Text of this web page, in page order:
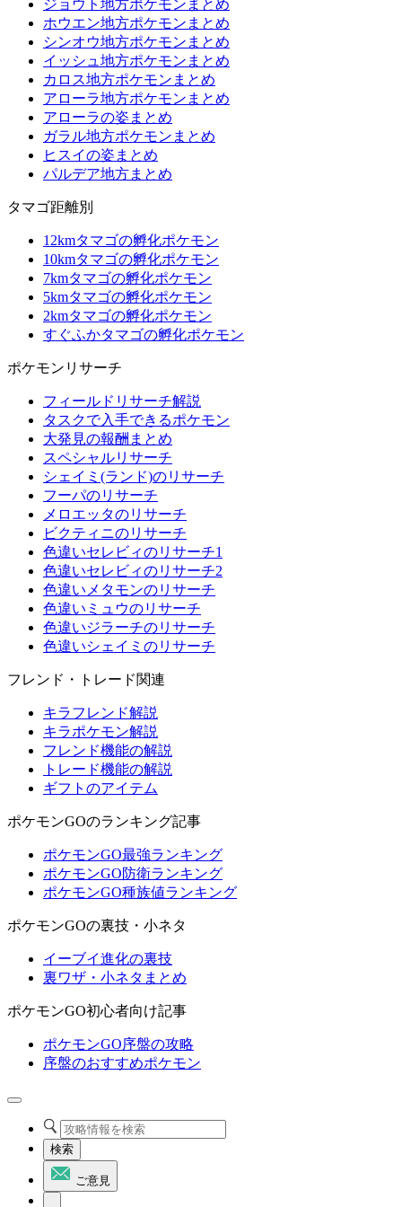
ジョウト地方ポケモンまとめ
ホウエン地方ポケモンまとめ
シンオウ地方ポケモンまとめ
イッシュ地方ポケモンまとめ
カロス地方ポケモンまとめ
アローラ地方ポケモンまとめ
アローラの姿まとめ
ガラル地方ポケモンまとめ
ヒスイの姿まとめ
パルデア地方まとめ
タマゴ距離別
12kmタマゴの孵化ポケモン
10kmタマゴの孵化ポケモン
7kmタマゴの孵化ポケモン
5kmタマゴの孵化ポケモン
2kmタマゴの孵化ポケモン
すぐふかタマゴの孵化ポケモン
ポケモンリサーチ
フィールドリサーチ解説
タスクで入手できるポケモン
大発見の報酬まとめ
スペシャルリサーチ
シェイミ(ランド)のリサーチ
フーパのリサーチ
メロエッタのリサーチ
ビクティニのリサーチ
色違いセレビィのリサーチ1
色違いセレビィのリサーチ2
色違いメタモンのリサーチ
色違いミュウのリサーチ
色違いジラーチのリサーチ
色違いシェイミのリサーチ
フレンド・トレード関連
キラフレンド解説
キラポケモン解説
フレンド機能の解説
トレード機能の解説
ギフトのアイテム
ポケモンGOのランキング記事
ポケモンGO最強ランキング
ポケモンGO防衛ランキング
ポケモンGO種族値ランキング
ポケモンGOの裏技・小ネタ
イーブイ進化の裏技
裏ワザ・小ネタまとめ
ポケモンGO初心者向け記事
ポケモンGO序盤の攻略
序盤のおすすめポケモン
検索
ご意見